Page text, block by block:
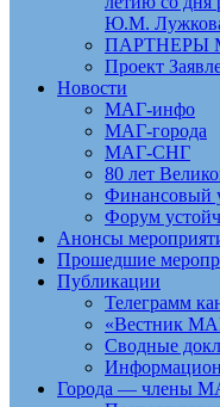
Ю.М.
ПАРТНЕРЫ
Проект
Новости
МАГ-инфо
МАГ-города
МАГ-СНГ
80 лет
Финансовый
Форум
Анонсы
Прошедшие
Публикации
Телеграмм
«Вестник
Сводные
Города — члены